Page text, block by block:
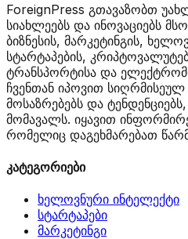
ForeignPress გთავაზობთ
სიახლეებს და ინოვაციებს
ბიზნესის, მარკეტინგის,
სტარტაპების,
ტრანსპორტისა და
ჩვენთან იპოვით
მოსაზრებებს და
მომავალს. იყავით
რომელიც დაგეხმარებათ
კატეგორიები
ხელოვნური ინტელექტი
სტარტაპები
მარკეტინგი